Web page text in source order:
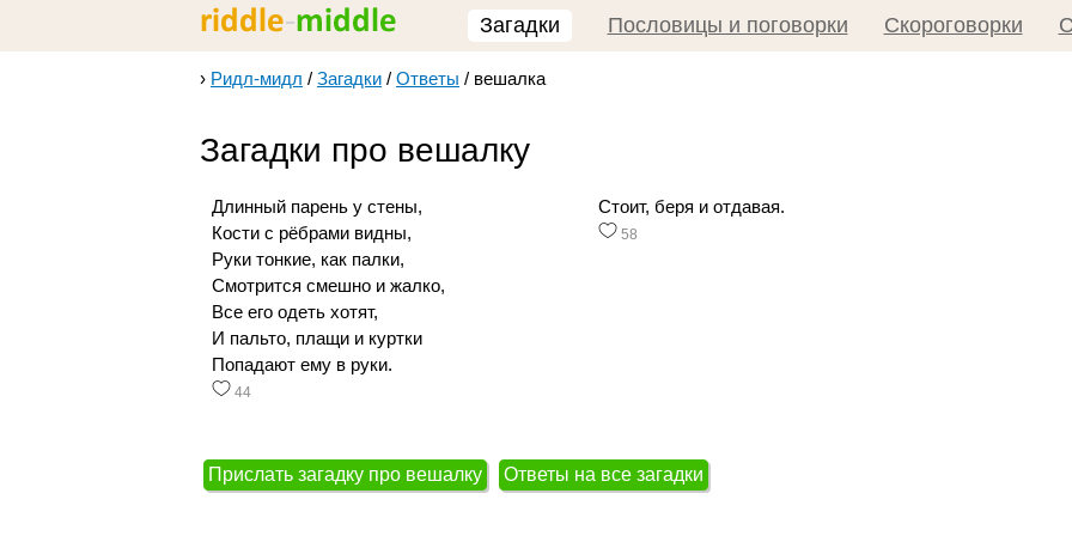
Загадки Пословицы и поговорки Скороговорки
› Ридл-мидл / Загадки / Ответы / вешалка
Загадки про вешалку
Длинный парень у стены,
Кости с рёбрами видны,
Руки тонкие, как палки,
Смотрится смешно и жалко,
Все его одеть хотят,
И пальто, плащи и куртки
Попадают ему в руки.
44
Стоит, беря и отдавая.
58
Прислать загадку про вешалку Ответы на все загадки